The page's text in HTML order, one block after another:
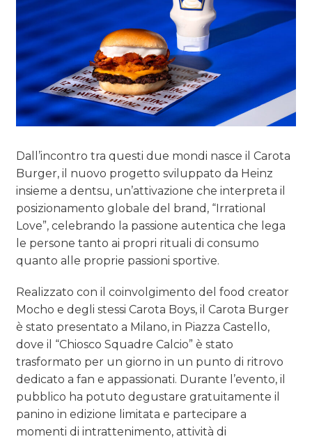
Dall’incontro tra questi due mondi nasce il Carota
Burger, il nuovo progetto sviluppato da Heinz
insieme a dentsu, un’attivazione che interpreta il
posizionamento globale del brand, “Irrational
Love”, celebrando la passione autentica che lega
le persone tanto ai propri rituali di consumo
quanto alle proprie passioni sportive.
Realizzato con il coinvolgimento del food creator
Mocho e degli stessi Carota Boys, il Carota Burger
è stato presentato a Milano, in Piazza Castello,
dove il “Chiosco Squadre Calcio” è stato
trasformato per un giorno in un punto di ritrovo
dedicato a fan e appassionati. Durante l’evento, il
pubblico ha potuto degustare gratuitamente il
panino in edizione limitata e partecipare a
momenti di intrattenimento, attività di